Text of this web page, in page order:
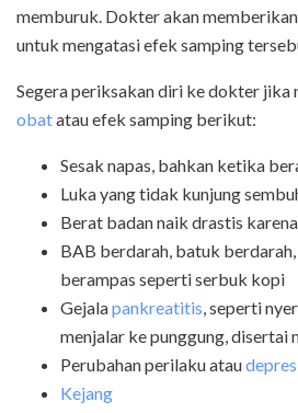
memburuk. Dokter akan
untuk mengatasi efek samping
Segera periksakan diri ke dokter jika
obatatau efek samping berikut:
Sesak napas, bahkan ketika
Luka yang tidak kunjung
Berat badan naik drastis
BAB berdarah, batuk
berampas seperti serbuk kopi
Gejalapankreatitis, seperti
menjalar ke punggung, disertai
Perubahan perilaku atau
Kejang